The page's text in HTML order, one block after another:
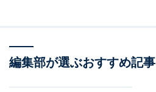
編集部が選ぶおすすめ記事